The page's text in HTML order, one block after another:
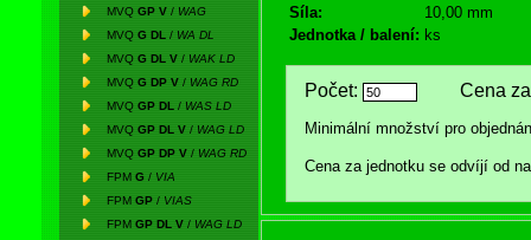
MVQ GP V / WAG
MVQ G DL / WA DL
MVQ G DL V / WAK LD
MVQ G DP V / WAG RD
MVQ GP DL / WAS LD
MVQ GP DL V / WAG LD
MVQ GP DP V / WAG RD
FPM G / VIA
FPM GP / VIAS
FPM GP DL V / WAG LD
Síla:
10,00 mm
Jednotka / balení: ks
Počet: Cena za
Minimální množství pro
Cena za jednotku se odvíjí od